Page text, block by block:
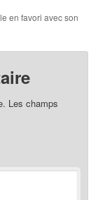
en favori avec son
Les champs